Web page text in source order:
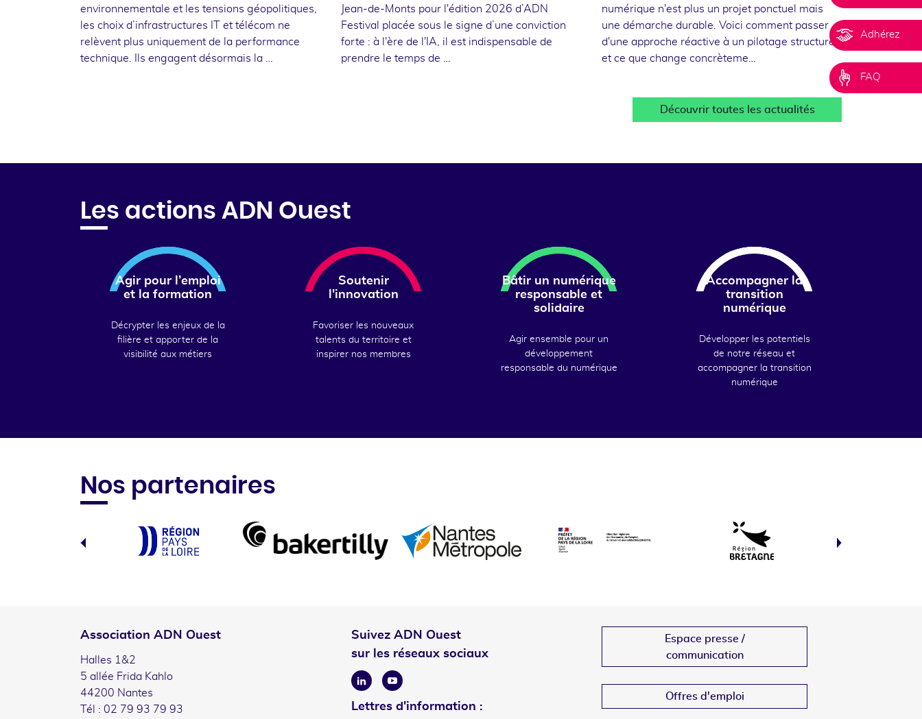
Adhérez
FAQ
environnementale et les tensions géopolitiques,
les choix d’infrastructures IT et télécom ne
relèvent plus uniquement de la performance
technique. Ils engagent désormais la …
Jean-de-Monts pour l'édition 2026 d’ADN
Festival placée sous le signe d’une conviction
forte : à l'ère de l'IA, il est indispensable de
prendre le temps de …
numérique n'est plus un projet ponctuel mais
une démarche durable. Voici comment passer
d'une approche réactive à un pilotage structuré,
et ce que change concrèteme…
Découvrir toutes les actualités
Les actions ADN Ouest
Agir pour l’emploi
et la formation
Décrypter les enjeux de la
filière et apporter de la
visibilité aux métiers
Soutenir
l'innovation
Favoriser les nouveaux
talents du territoire et
inspirer nos membres
Bâtir un numérique
responsable et
solidaire
Agir ensemble pour un
développement
responsable du numérique
Accompagner la
transition
numérique
Développer les potentiels
de notre réseau et
accompagner la transition
numérique
Nos partenaires
Association ADN Ouest
Halles 1&2
5 allée Frida Kahlo
44200 Nantes
Tél : 02 79 93 79 93
Suivez ADN Ouest
sur les réseaux sociaux
LinkedinYoutube
Lettres d'information :
Espace presse /
communication
Offres d'emploi